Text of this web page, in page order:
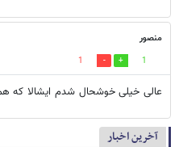
منصور
1
1
عالی خیلی خوشحال شدم ایشالا
آخرین اخبار